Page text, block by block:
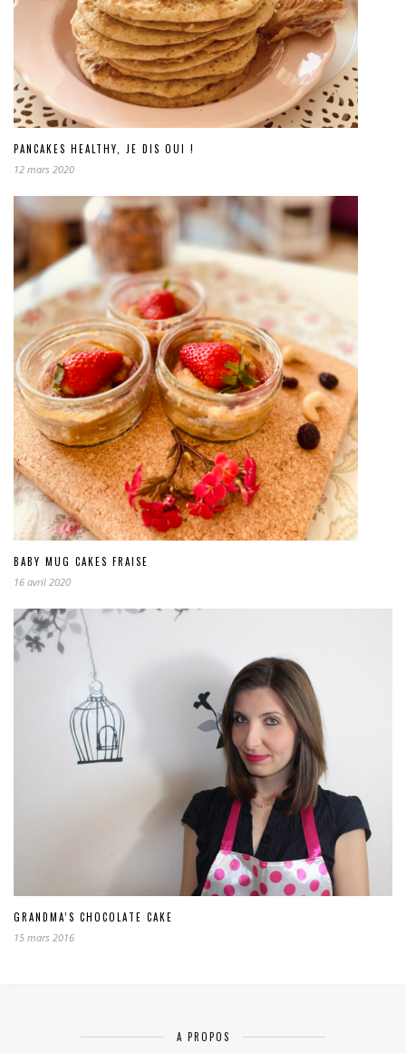
PANCAKES HEALTHY, JE DIS OUI !
12 mars 2020
BABY MUG CAKES FRAISE
16 avril 2020
GRANDMA’S CHOCOLATE CAKE
15 mars 2016
A PROPOS